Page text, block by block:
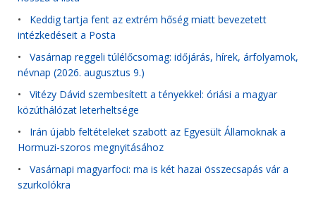
• Keddig tartja fent az extrém hőség miatt bevezetett
intézkedéseit a Posta
• Vasárnap reggeli túlélőcsomag: időjárás, hírek, árfolyamok,
névnap (2026. augusztus 9.)
• Vitézy Dávid szembesített a tényekkel: óriási a magyar
közúthálózat leterheltsége
• Irán újabb feltételeket szabott az Egyesült Államoknak a
Hormuzi-szoros megnyitásához
• Vasárnapi magyarfoci: ma is két hazai összecsapás vár a
szurkolókra